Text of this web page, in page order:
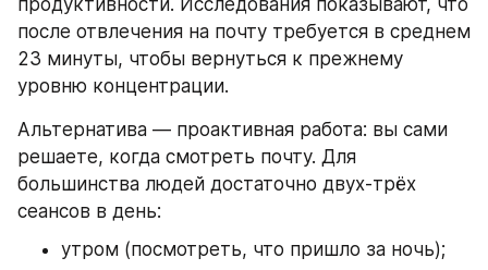
продуктивности. Исследования показывают, что
после отвлечения на почту требуется в среднем
23 минуты, чтобы вернуться к прежнему
уровню концентрации.
Альтернатива — проактивная работа: вы сами
решаете, когда смотреть почту. Для
большинства людей достаточно двух-трёх
сеансов в день:
утром (посмотреть, что пришло за ночь);